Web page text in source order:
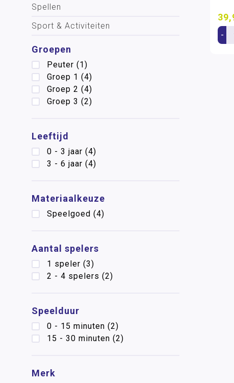
Spellen
Sport & Activiteiten
Groepen
Peuter (1)
Groep 1 (4)
Groep 2 (4)
Groep 3 (2)
Leeftijd
0 - 3 jaar (4)
3 - 6 jaar (4)
Materiaalkeuze
Speelgoed (4)
Aantal spelers
1 speler (3)
2 - 4 spelers (2)
Speelduur
0 - 15 minuten (2)
15 - 30 minuten (2)
Merk
-